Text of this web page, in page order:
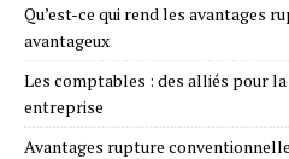
Qu’est-ce qui rend les avantages
avantageux
Les comptables : des alliés pour
entreprise
Avantages rupture